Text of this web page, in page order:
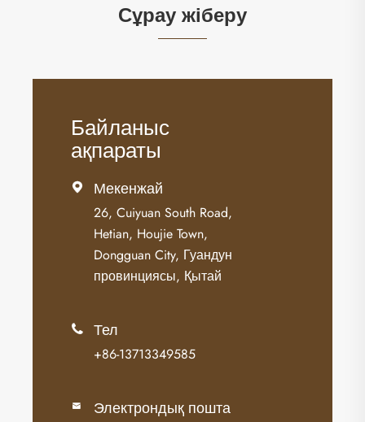
Сұрау жіберу
Байланыс
ақпараты
 Мекенжай
26, Cuiyuan South Road,
Hetian, Houjie Town,
Dongguan City, Гуандун
провинциясы, Қытай
 Тел
+86-13713349585
 Электрондық пошта